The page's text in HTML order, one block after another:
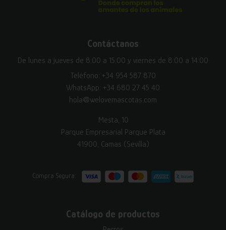
Contáctanos
De lunes a jueves de 8:00 a 15:00 y viernes de 8:00 a 14:00
Teléfono: +34 954 587 870
WhatsApp: +34 680 27 45 40
hola@welovemascotas.com
Mesta, 10
Parque Empresarial Parque Plata
41900, Camas (Sevilla)
Compra Segura:
Catálogo de productos